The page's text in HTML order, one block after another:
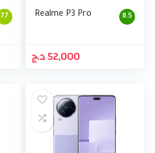
7.7 8.5
Realme P3 Pro
52,000د.ج